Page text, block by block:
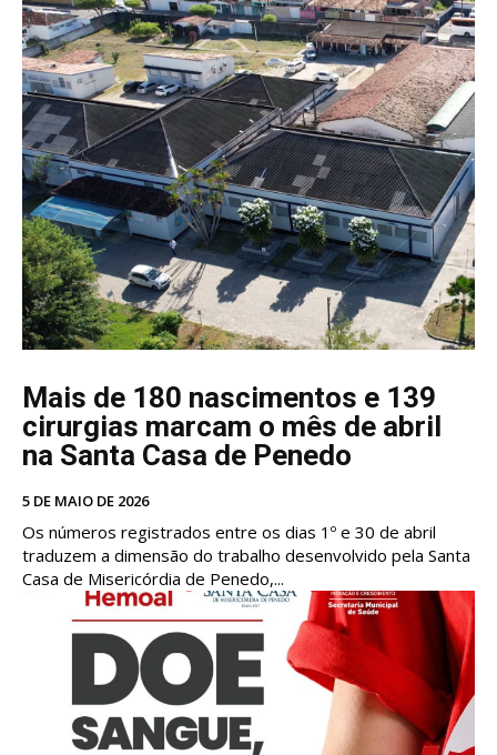
Mais de 180 nascimentos e 139
cirurgias marcam o mês de abril
na Santa Casa de Penedo
5 DE MAIO DE 2026
Os números registrados entre os dias 1º e 30 de abril
traduzem a dimensão do trabalho desenvolvido pela Santa
Casa de Misericórdia de Penedo,...